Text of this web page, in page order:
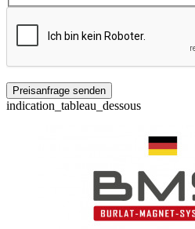
indication_tableau_dessous